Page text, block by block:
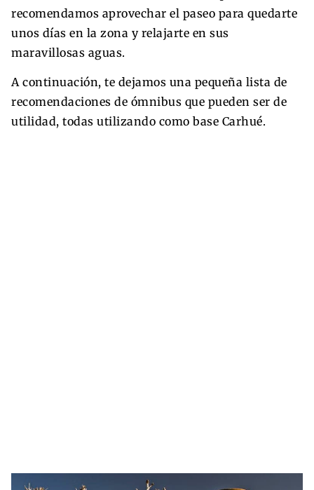
recomendamos aprovechar el paseo para quedarte
unos días en la zona y relajarte en sus
maravillosas aguas.
A continuación, te dejamos una pequeña lista de
recomendaciones de ómnibus que pueden ser de
utilidad, todas utilizando como base Carhué.